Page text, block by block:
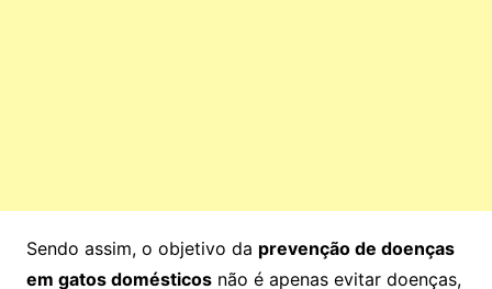
Sendo assim, o objetivo da prevenção de doenças
em gatos domésticosnão é apenas evitar doenças,